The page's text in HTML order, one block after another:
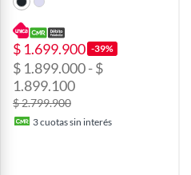
$ 1.699.900 -39%
$ 1.899.000 - $
1.899.100
$ 2.799.900
3cuotas sin interés